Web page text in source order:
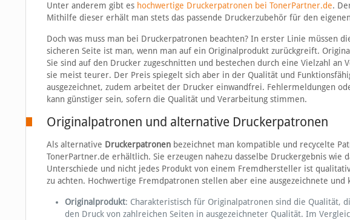
Unter anderem gibt es hochwertige Druckerpatronen bei TonerPartner.de.
Mithilfe dieser erhält man stets das passende Druckerzubehör für den
Doch was muss man bei Druckerpatronen beachten? In erster Linie müssen
sicheren Seite ist man, wenn man auf ein Originalprodukt zurückgreift.
Sie sind auf den Drucker zugeschnitten und bestechen durch eine Vielzahl
sie meist teurer. Der Preis spiegelt sich aber in der Qualität und
ausgezeichnet, zudem arbeitet der Drucker einwandfrei. Fehlermeldungen
kann günstiger sein, sofern die Qualität und Verarbeitung stimmen.
Originalpatronen und alternative Druckerpatronen
Als alternative Druckerpatronenbezeichnet man kompatible und recycelte
TonerPartner.de erhältlich. Sie erzeugen nahezu dasselbe Druckergebnis wie
Unterschiede und nicht jedes Produkt von einem Fremdhersteller ist
zu achten. Hochwertige Fremdpatronen stellen aber eine ausgezeichnete
Originalprodukt: Charakteristisch für Originalpatronen sind die Qualität,
den Druck von zahlreichen Seiten in ausgezeichneter Qualität. Im